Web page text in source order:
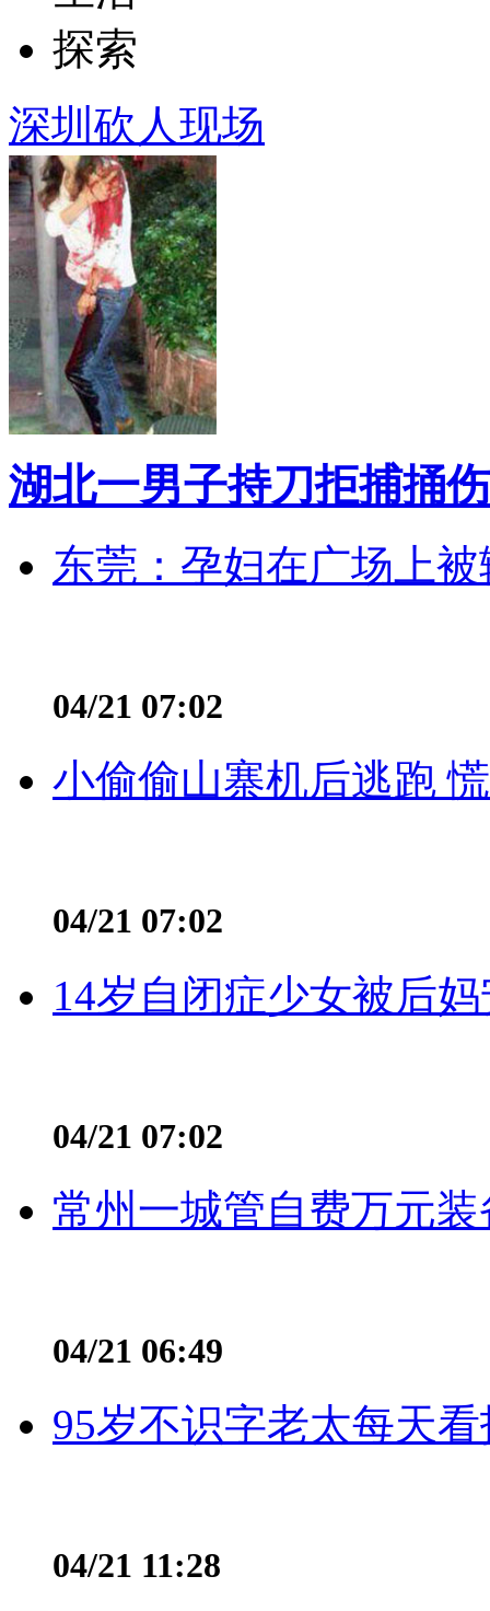
探索
深圳砍人现场
湖北一男子持刀拒捕捅
东莞：孕妇在广场上
04/21 07:02
小偷偷山寨机后逃跑
04/21 07:02
14岁自闭症少女被后
04/21 07:02
常州一城管自费万元
04/21 06:49
95岁不识字老太每天
04/21 11:28